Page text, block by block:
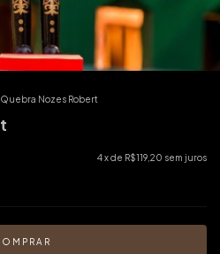
Quebra Nozes Robert
4x de R$119,20 sem juros